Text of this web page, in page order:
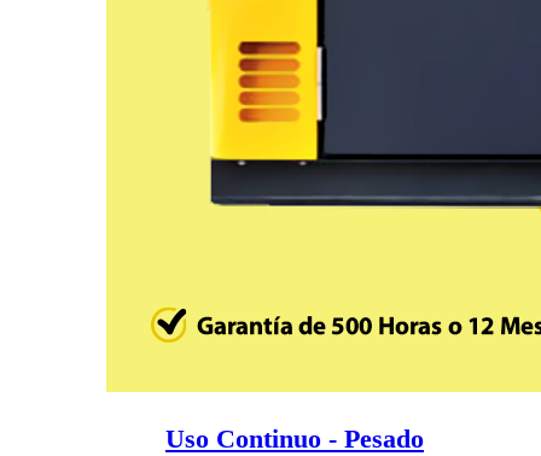
Uso Continuo - Pesado